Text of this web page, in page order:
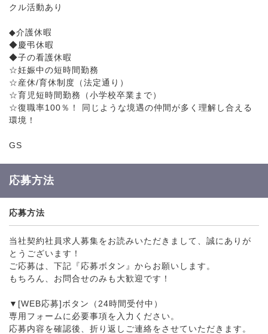
クル活動あり
◆介護休暇
◆慶弔休暇
◆子の看護休暇
☆妊娠中の短時間勤務
☆産休/育休制度（法定通り）
☆育児短時間勤務（小学校卒業まで）
☆復職率100％！ 同じような境遇の仲間が多く理解し合える
環境！
GS
応募方法
応募方法
当社契約社員求人募集をお読みいただきまして、誠にありが
とうございます！
ご応募は、下記『応募ボタン』からお願いします。
もちろん、お問合せのみも大歓迎です！
▼[WEB応募]ボタン（24時間受付中）
専用フォームに必要事項を入力ください。
応募内容を確認後、折り返しご連絡をさせていただきます。